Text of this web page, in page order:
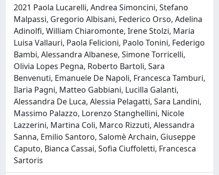
2021 Paola Lucarelli, Andrea Simoncini, Stefano
Malpassi, Gregorio Albisani, Federico Orso, Adelina
Adinolfi, William Chiaromonte, Irene Stolzi, Maria
Luisa Vallauri, Paola Felicioni, Paolo Tonini, Federigo
Bambi, Alessandra Albanese, Simone Torricelli,
Olivia Lopes Pegna, Roberto Bartoli, Sara
Benvenuti, Emanuele De Napoli, Francesca Tamburi,
Ilaria Pagni, Matteo Gabbiani, Lucilla Galanti,
Alessandra De Luca, Alessia Pelagatti, Sara Landini,
Massimo Palazzo, Lorenzo Stanghellini, Nicole
Lazzerini, Martina Coli, Marco Rizzuti, Alessandra
Sanna, Emilio Santoro, Salomè Archain, Giuseppe
Caputo, Bianca Cassai, Sofia Ciuffoletti, Francesca
Sartoris